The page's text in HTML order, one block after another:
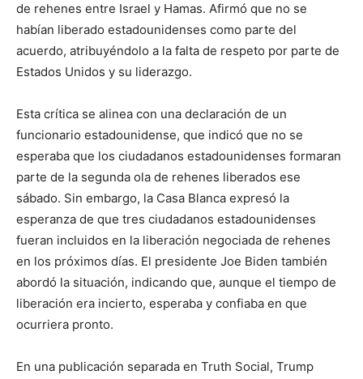
de rehenes entre Israel y Hamas. Afirmó que no se
habían liberado estadounidenses como parte del
acuerdo, atribuyéndolo a la falta de respeto por parte de
Estados Unidos y su liderazgo.
Esta crítica se alinea con una declaración de un
funcionario estadounidense, que indicó que no se
esperaba que los ciudadanos estadounidenses formaran
parte de la segunda ola de rehenes liberados ese
sábado. Sin embargo, la Casa Blanca expresó la
esperanza de que tres ciudadanos estadounidenses
fueran incluidos en la liberación negociada de rehenes
en los próximos días. El presidente Joe Biden también
abordó la situación, indicando que, aunque el tiempo de
liberación era incierto, esperaba y confiaba en que
ocurriera pronto.
En una publicación separada en Truth Social, Trump